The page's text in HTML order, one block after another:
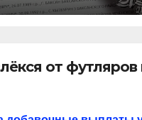
от